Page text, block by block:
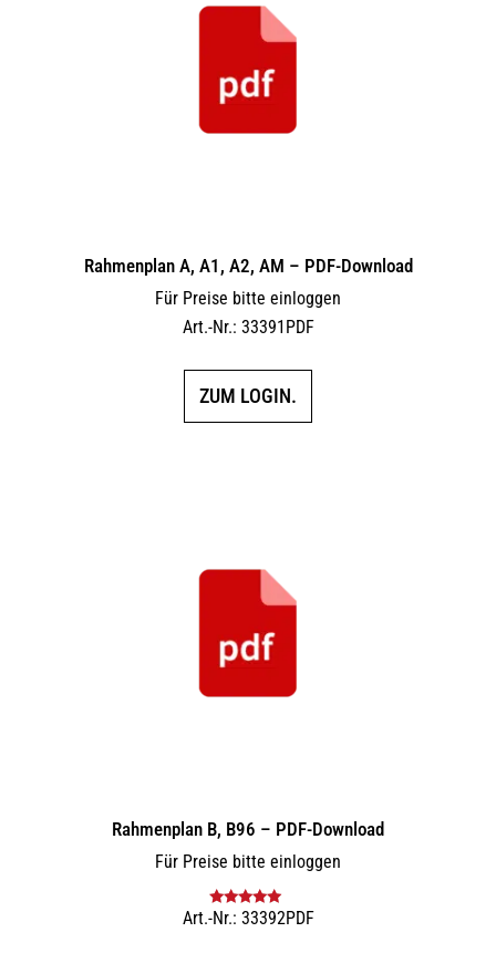
Rahmenplan A, A1, A2, AM – PDF-Download
Für Preise bitte einloggen
Art.-Nr.: 33391PDF
ZUM LOGIN.
Rahmenplan B, B96 – PDF-Download
Für Preise bitte einloggen
Bewertet mit
Art.-Nr.: 33392PDF